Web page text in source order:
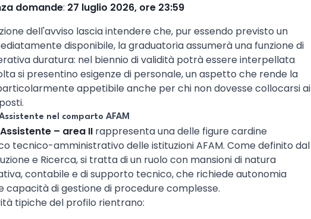
domande: 27 luglio 2026, ore 23:59
dell'avviso lascia intendere che, pur essendo previsto un
disponibile, la graduatoria assumerà una funzione di
duratura: nel biennio di validità potrà essere interpellata
si presentino esigenze di personale, un aspetto che rende la
appetibile anche per chi non dovesse collocarsi ai
nel comparto AFAM
Assistente – area II rappresenta una delle figure cardine
tecnico-amministrativo delle istituzioni AFAM. Come definito dal
e Ricerca, si tratta di un ruolo con mansioni di natura
contabile e di supporto tecnico, che richiede autonomia
capacità di gestione di procedure complesse.
tipiche del profilo rientrano: